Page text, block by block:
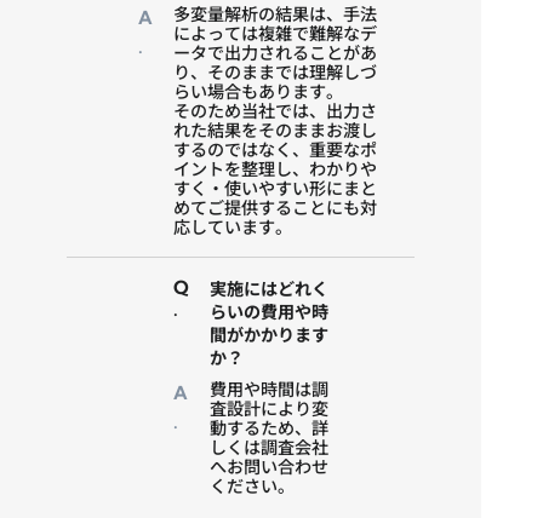
A
.
多変量解析の結果は、手法
によっては複雑で難解なデ
ータで出力されることがあ
り、そのままでは理解しづ
らい場合もあります。
そのため当社では、出力さ
れた結果をそのままお渡し
するのではなく、重要なポ
イントを整理し、わかりや
すく・使いやすい形にまと
めてご提供することにも対
応しています。
Q
.
実施にはどれく
らいの費用や時
間がかかります
か？​
A
.
費用や時間は調
査設計により変
動するため、詳
しくは調査会社
へお問い合わせ
ください。​